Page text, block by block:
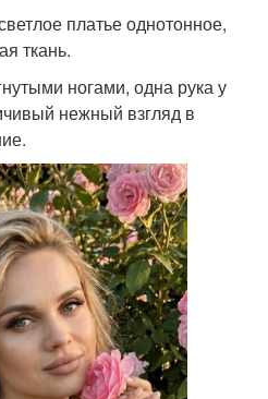
платье однотонное,
ткань.
ногами, одна рука у
нежный взгляд в